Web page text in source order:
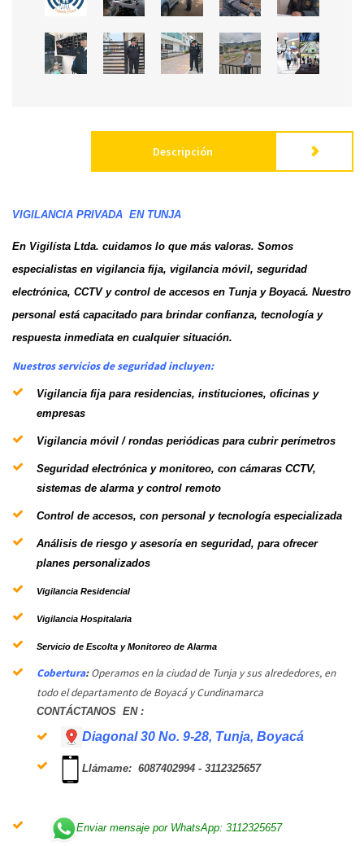
Descripción
VIGILANCIA PRIVADA EN TUNJA
En Vigilísta Ltda. cuidamos lo que más valoras. Somos
especialistas en vigilancia fija, vigilancia móvil, seguridad
electrónica, CCTVy control de accesos en Tunja y Boyacá. Nuestro
personal está capacitado para brindar confianza, tecnología y
respuesta inmediata en cualquier situación.
Nuestros servicios de seguridad incluyen:
Vigilancia fija para residencias, instituciones, oficinas y
empresas
Vigilancia móvil / rondas periódicas para cubrir perímetros
Seguridad electrónica y monitoreo, con cámaras CCTV,
sistemas de alarma y control remoto
Control de accesos, con personal y tecnología especializada
Análisis de riesgo y asesoría en seguridad, para ofrecer
planes personalizados
Vigilancia Residencial
Vigilancia Hospitalaria
Servicio de Escolta y Monitoreo de Alarma
Cobertura:Operamos en la ciudad de Tunja y sus alrededores, en
todo el departamento de Boyacá y Cundinamarca
CONTÁCTANOS EN :
Diagonal 30 No. 9-28, Tunja, Boyacá
Llámame: 6087402994 - 3112325657
Enviar mensaje por WhatsApp: 3112325657